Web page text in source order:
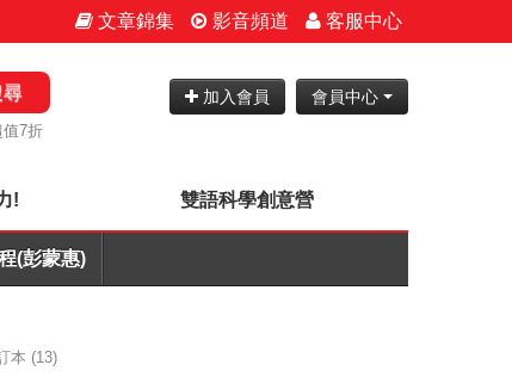
文章錦集 影音頻道 客服中心
尋
值7折
加入會員 會員中心
! 雙語科學創意營
(彭蒙惠)
本 (13)